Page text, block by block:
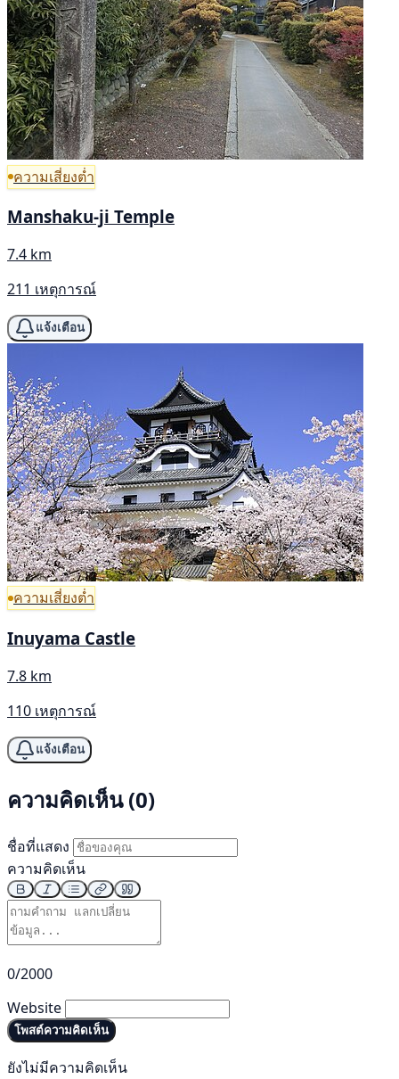
ความเสี่ยงต่ำ
Manshaku-ji Temple
7.4 km
211 เหตุการณ์
แจ้งเตือน
ความเสี่ยงต่ำ
Inuyama Castle
7.8 km
110 เหตุการณ์
แจ้งเตือน
ความคิดเห็น (0)
ชื่อที่แสดง
ความคิดเห็น
0/2000
Website
โพสต์ความคิดเห็น
ยังไม่มีความคิดเห็น